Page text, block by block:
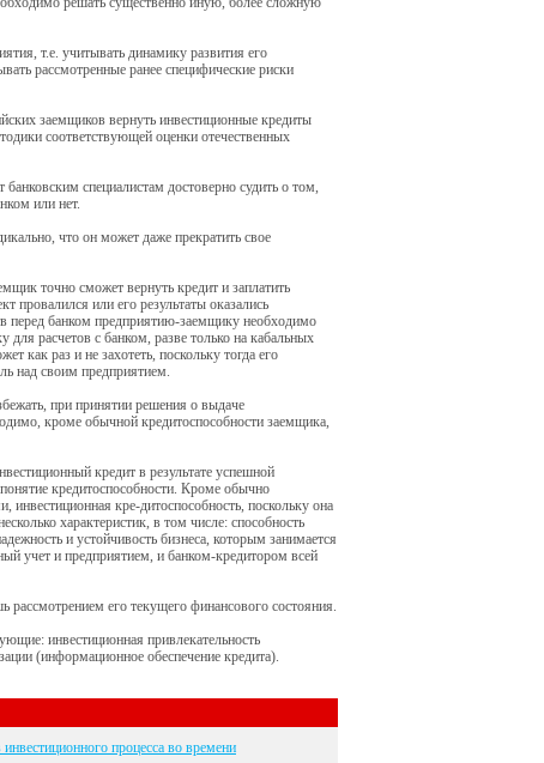
т.е. учитывать динамику развития его
рассмотренные ранее специфические риски
заемщиков вернуть инвестиционные кредиты
соответствующей оценки отечественных
специалистам достоверно судить о том,
или нет.
что он может даже прекратить свое
точно сможет вернуть кредит и заплатить
провалился или его результаты оказались
перед банком предприятию-заемщику необходимо
для расчетов с банком, разве только на кабальных
как раз и не захотеть, поскольку тогда его
над своим предприятием.
при принятии решения о выдаче
кроме обычной кредитоспособности заемщика,
кредит в результате успешной
кредитоспособности. Кроме обычно
кре-дитоспособность, поскольку она
характеристик, в том числе: способность
и устойчивость бизнеса, которым занимается
учет и предприятием, и банком-кредитором всей
рассмотрением его текущего финансового состояния.
инвестиционная привлекательность
(информационное обеспечение кредита).
процесса во времени